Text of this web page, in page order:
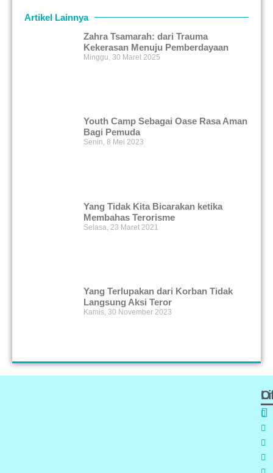
Artikel Lainnya
Zahra Tsamarah: dari Trauma
Kekerasan Menuju Pemberdayaan
Minggu, 30 Maret 2025
Youth Camp Sebagai Oase Rasa Aman
Bagi Pemuda
Senin, 8 Mei 2023
Yang Tidak Kita Bicarakan ketika
Membahas Terorisme
Selasa, 23 Maret 2021
Yang Terlupakan dari Korban Tidak
Langsung Aksi Teror
Kamis, 30 November 2023